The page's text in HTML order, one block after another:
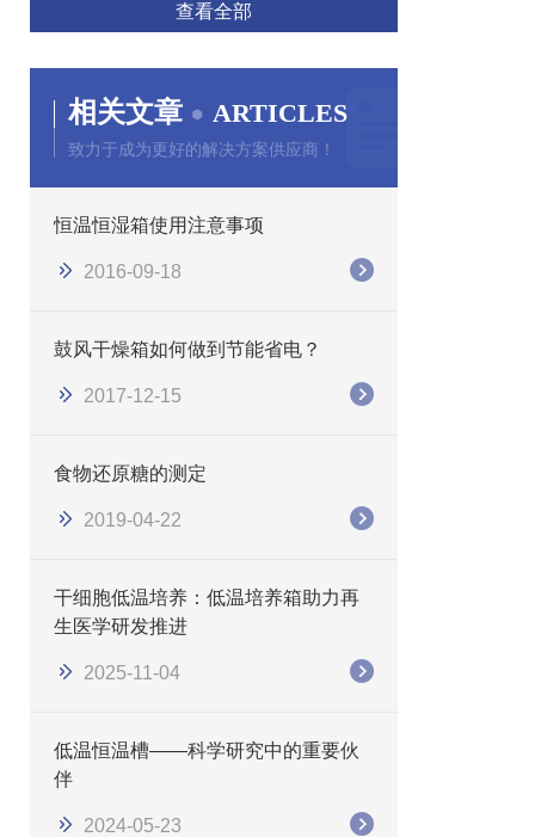
查看全部
相关文章 ARTICLES
致力于成为更好的解决方案供应商！
恒温恒湿箱使用注意事项
2016-09-18
鼓风干燥箱如何做到节能省电？
2017-12-15
食物还原糖的测定
2019-04-22
​干细胞低温培养：低温培养箱助力再
生医学研发推进
2025-11-04
低温恒温槽——科学研究中的重要伙
伴
2024-05-23